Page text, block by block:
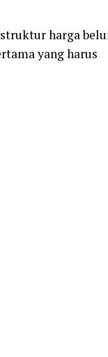
harga
yang harus